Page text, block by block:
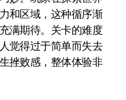
和区域，这种循序渐
满期待。关卡的难度
觉得过于简单而失去
挫败感，整体体验非